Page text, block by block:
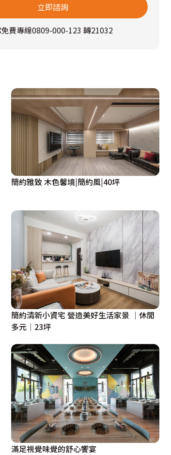
立即諮詢
免費專線0809-000-123 轉21032
簡約雅致 木色馨境|簡約風|40坪
簡約清新小資宅 營造美好生活家景 │休閒
多元│23坪
滿足視覺味覺的舒心饗宴